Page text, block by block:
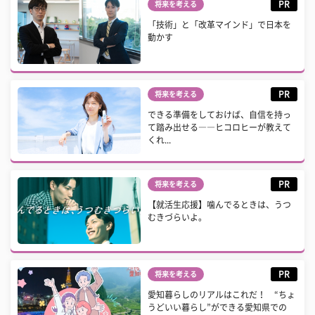
将来を考える PR
「技術」と「改革マインド」で日本を
動かす
将来を考える PR
できる準備をしておけば、自信を持っ
て踏み出せる――ヒコロヒーが教えて
くれ...
将来を考える PR
【就活生応援】噛んでるときは、うつ
むきづらいよ。
将来を考える PR
愛知暮らしのリアルはこれだ！ “ちょ
うどいい暮らし”ができる愛知県での